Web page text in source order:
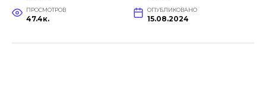
ПРОСМОТРОВ
47.4к.
ОПУБЛИКОВАНО
15.08.2024